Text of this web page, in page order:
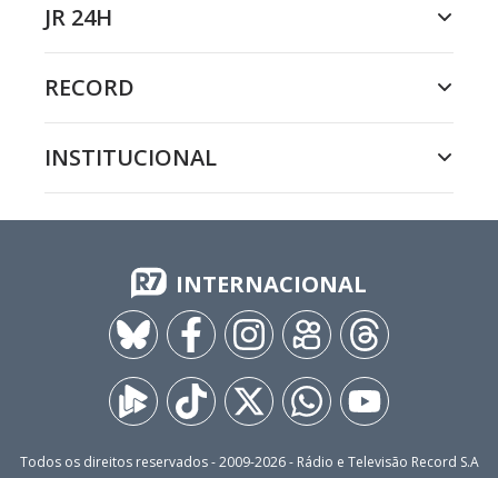
JR 24H
RECORD
INSTITUCIONAL
INTERNACIONAL
Todos os direitos reservados - 2009-2026- Rádio e Televisão Record S.A